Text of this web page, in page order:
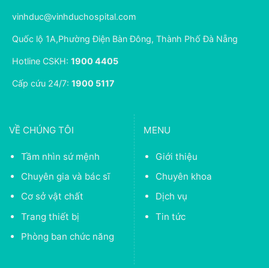
vinhduc@vinhduchospital.com
Quốc lộ 1A,Phường Điện Bàn Đông, Thành Phố Đà Nẵng
Hotline CSKH: 1900 4405
Cấp cứu 24/7: 1900 5117
VỀ CHÚNG TÔI
Tầm nhìn sứ mệnh
Chuyên gia và bác sĩ
Cơ sở vật chất
Trang thiết bị
Phòng ban chức năng
MENU
Giới thiệu
Chuyên khoa
Dịch vụ
Tin tức